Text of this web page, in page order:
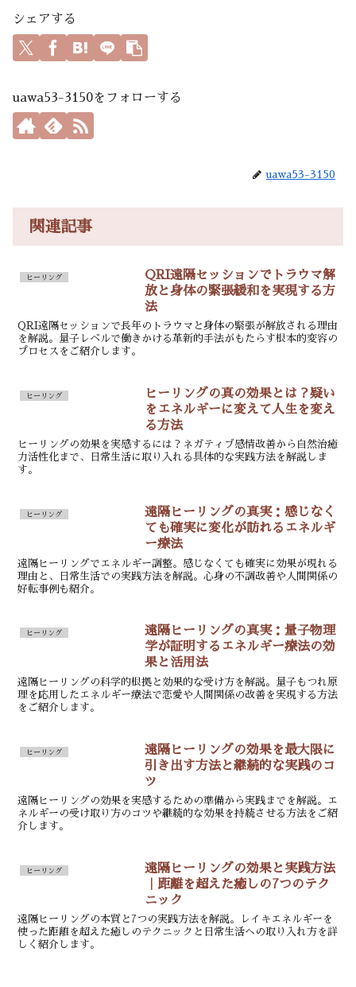
シェアする
uawa53-3150をフォローする
uawa53-3150
関連記事
ヒーリング
QRI遠隔セッションでトラウマ解
放と身体の緊張緩和を実現する方
法
QRI遠隔セッションで長年のトラウマと身体の緊張が解放される理由
を解説。量子レベルで働きかける革新的手法がもたらす根本的変容の
プロセスをご紹介します。
ヒーリング
ヒーリングの真の効果とは？疑い
をエネルギーに変えて人生を変え
る方法
ヒーリングの効果を実感するには？ネガティブ感情改善から自然治癒
力活性化まで、日常生活に取り入れる具体的な実践方法を解説しま
す。
ヒーリング
遠隔ヒーリングの真実：感じなく
ても確実に変化が訪れるエネルギ
ー療法
遠隔ヒーリングでエネルギー調整。感じなくても確実に効果が現れる
理由と、日常生活での実践方法を解説。心身の不調改善や人間関係の
好転事例も紹介。
ヒーリング
遠隔ヒーリングの真実：量子物理
学が証明するエネルギー療法の効
果と活用法
遠隔ヒーリングの科学的根拠と効果的な受け方を解説。量子もつれ原
理を応用したエネルギー療法で恋愛や人間関係の改善を実現する方法
をご紹介します。
ヒーリング
遠隔ヒーリングの効果を最大限に
引き出す方法と継続的な実践のコ
ツ
遠隔ヒーリングの効果を実感するための準備から実践までを解説。エ
ネルギーの受け取り方のコツや継続的な効果を持続させる方法をご紹
介します。
ヒーリング
遠隔ヒーリングの効果と実践方法
｜距離を超えた癒しの7つのテク
ニック
遠隔ヒーリングの本質と7つの実践方法を解説。レイキエネルギーを
使った距離を超えた癒しのテクニックと日常生活への取り入れ方を詳
しく紹介します。